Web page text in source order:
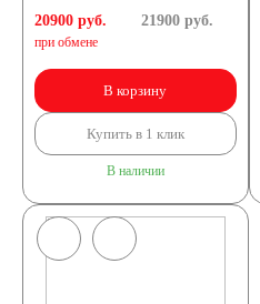
[D31]
20900 руб.
при обмене
21900руб.
В корзину
Купить в 1 клик
В наличии